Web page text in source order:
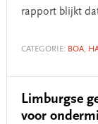
rapport blijkt
CATEGORIE: BOA,
Limburgse
voor